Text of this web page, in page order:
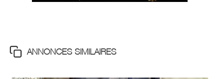
ANNONCES SIMILAIRES